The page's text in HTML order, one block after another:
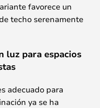
favorece un
techo serenamente
luz para espacios
adecuado para
ya se ha